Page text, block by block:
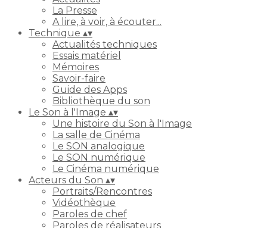
La Presse
A lire, à voir, à écouter...
Technique ▴▾
Actualités techniques
Essais matériel
Mémoires
Savoir-faire
Guide des Apps
Bibliothèque du son
Le Son à l'Image ▴▾
Une histoire du Son à l'Image
La salle de Cinéma
Le SON analogique
Le SON numérique
Le Cinéma numérique
Acteurs du Son ▴▾
Portraits/Rencontres
Vidéothèque
Paroles de chef
Paroles de réalisateurs